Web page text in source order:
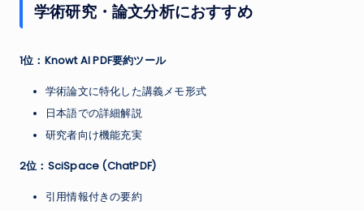
学術研究・論文分析におすすめ
1位：Knowt AI PDF要約ツール
学術論文に特化した講義メモ形式
日本語での詳細解説
研究者向け機能充実
2位：SciSpace (ChatPDF)
引用情報付きの要約